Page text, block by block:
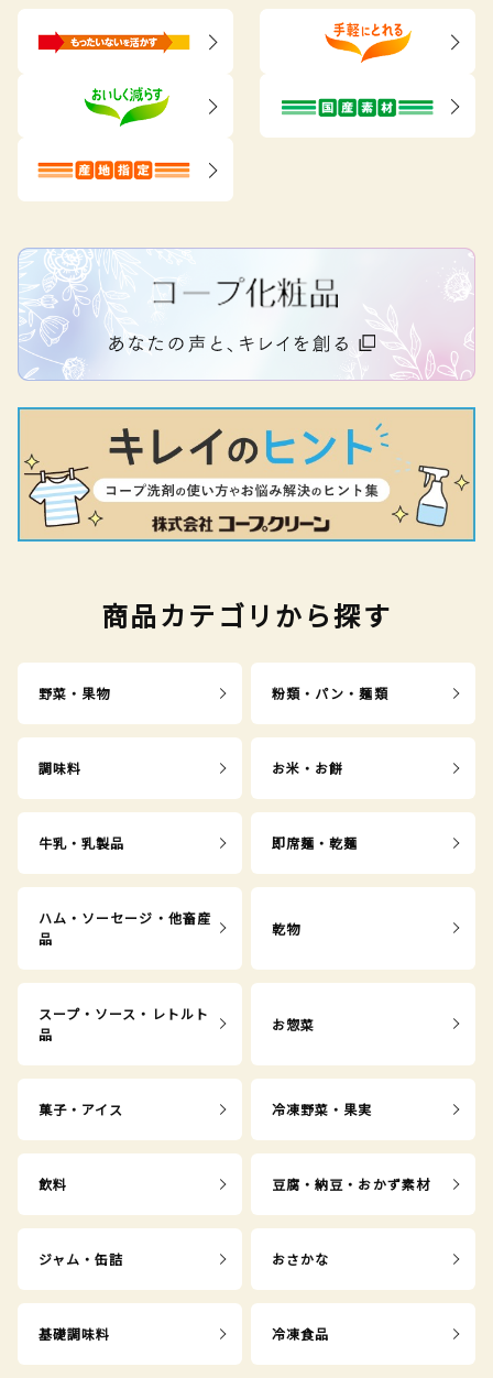
商品カテゴリから探す
野菜・果物 粉類・パン・麺類
調味料 お米・お餅
牛乳・乳製品 即席麺・乾麺
ハム・ソーセージ・他畜産
品
乾物
スープ・ソース・レトルト
品
お惣菜
菓子・アイス 冷凍野菜・果実
飲料 豆腐・納豆・おかず素材
ジャム・缶詰 おさかな
基礎調味料 冷凍食品